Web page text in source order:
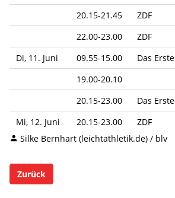
20.15-21.45
ZDF
22.00-23.00
ZDF
Di, 11. Juni
09.55-15.00 Das Erste
19.00-20.10
20.15-23.00
Das Erste
Mi, 12. Juni
20.15-23.00 ZDF
Silke Bernhart (leichtathletik.de) / blv
Zurück